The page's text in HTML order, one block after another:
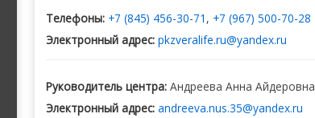
Телефоны: +7 (845) 456-30-71 , +7 (967) 500-70-28
Электронный адрес: pkzveralife.ru@yandex.ru
Руководитель центра: Андреева Анна Айдеровна
Электронный адрес: andreeva.nus.35@yandex.ru